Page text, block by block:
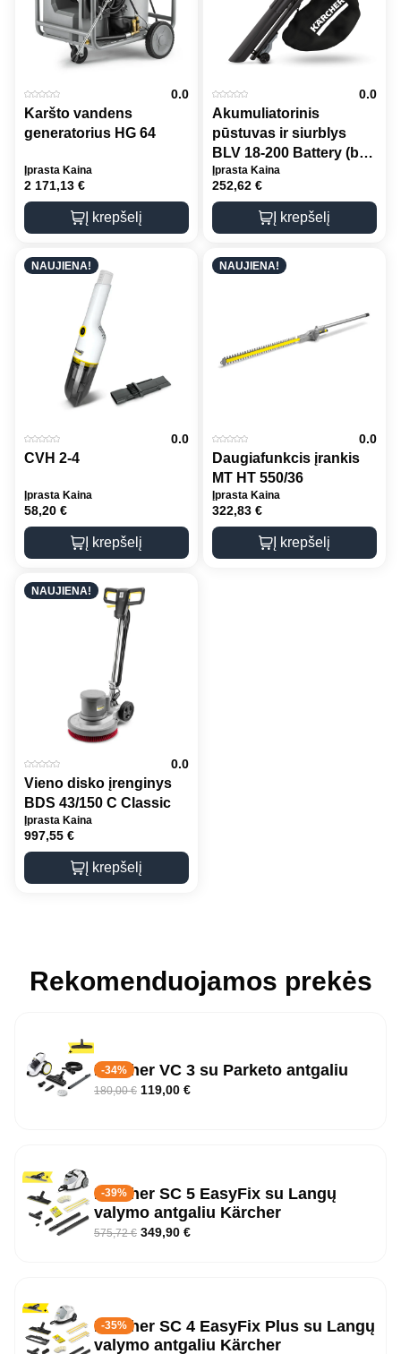
0.0
Karšto vandens
generatorius HG 64
Įprasta Kaina
2 171,13 €
Į krepšelį
0.0
Akumuliatorinis
pūstuvas ir siurblys
BLV 18-200 Battery (be
akumuliatoriaus ir
kroviklio)
Įprasta Kaina
252,62 €
Į krepšelį
NAUJIENA!
0.0
CVH 2-4
Įprasta Kaina
58,20 €
Į krepšelį
NAUJIENA!
0.0
Daugiafunkcis įrankis
MT HT 550/36
Įprasta Kaina
322,83 €
Į krepšelį
NAUJIENA!
0.0
Vieno disko įrenginys
BDS 43/150 C Classic
Įprasta Kaina
997,55 €
Į krepšelį
Rekomenduojamos prekės
-34%
Karcher VC 3 su Parketo antgaliu
180,00€ 119,00 €
-39%
Kärcher SC 5 EasyFix su Langų
valymo antgaliu Kärcher
575,72€ 349,90 €
-35%
Kärcher SC 4 EasyFix Plus su Langų
valymo antgaliu Kärcher